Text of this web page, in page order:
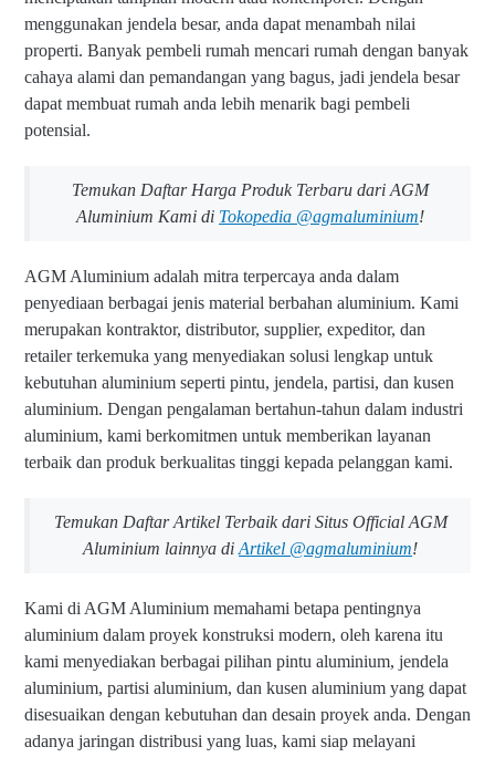
menggunakan jendela besar, anda dapat menambah nilai
properti. Banyak pembeli rumah mencari rumah dengan banyak
cahaya alami dan pemandangan yang bagus, jadi jendela besar
dapat membuat rumah anda lebih menarik bagi pembeli
potensial.
Temukan Daftar Harga Produk Terbaru dari AGM
Aluminium Kami di Tokopedia @agmaluminium!
AGM Aluminium adalah mitra terpercaya anda dalam
penyediaan berbagai jenis material berbahan aluminium. Kami
merupakan kontraktor, distributor, supplier, expeditor, dan
retailer terkemuka yang menyediakan solusi lengkap untuk
kebutuhan aluminium seperti pintu, jendela, partisi, dan kusen
aluminium. Dengan pengalaman bertahun-tahun dalam industri
aluminium, kami berkomitmen untuk memberikan layanan
terbaik dan produk berkualitas tinggi kepada pelanggan kami.
Temukan Daftar Artikel Terbaik dari Situs Official AGM
Aluminium lainnya di Artikel @agmaluminium!
Kami di AGM Aluminium memahami betapa pentingnya
aluminium dalam proyek konstruksi modern, oleh karena itu
kami menyediakan berbagai pilihan pintu aluminium, jendela
aluminium, partisi aluminium, dan kusen aluminium yang dapat
disesuaikan dengan kebutuhan dan desain proyek anda. Dengan
adanya jaringan distribusi yang luas, kami siap melayani